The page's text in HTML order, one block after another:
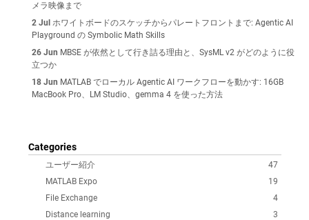
メラ映像まで
2 Jul ホワイトボードのスケッチからパレートフロントまで: Agentic AI
Playground の Symbolic Math Skills
26 Jun MBSE が依然として行き詰る理由と、SysML v2 がどのように役
立つか
18 Jun MATLAB でローカル Agentic AI ワークフローを動かす: 16GB
MacBook Pro、LM Studio、gemma 4 を使った方法
Categories
47
ユーザー紹介
19
MATLAB Expo
4
File Exchange
3
Distance learning